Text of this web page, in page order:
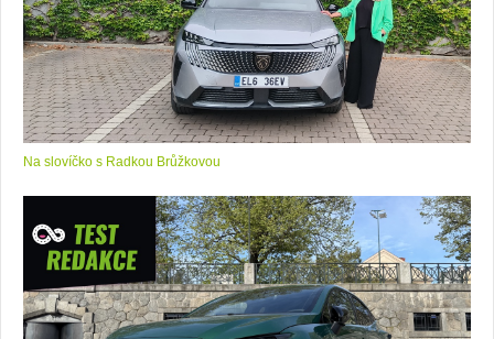
Na slovíčko s Radkou Brůžkovou